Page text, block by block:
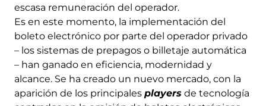
escasa remuneración del operador.
Es en este momento, la implementación del
boleto electrónico por parte del operador privado
– los sistemas de prepagos o billetaje automática
– han ganado en eficiencia, modernidad y
alcance. Se ha creado un nuevo mercado, con la
aparición de los principales players de tecnología